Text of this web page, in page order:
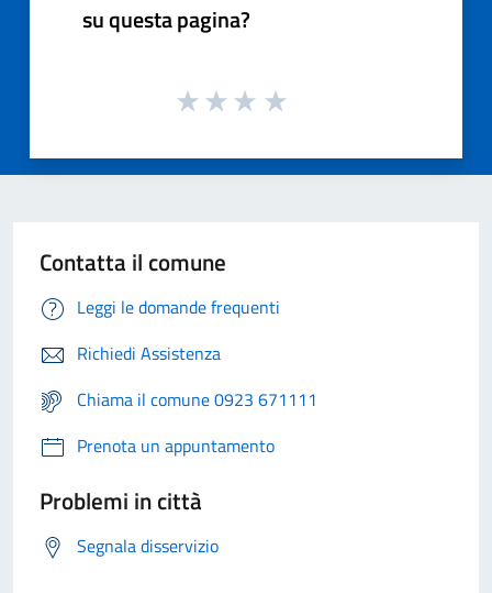
su questa pagina?
Contatta il comune
Leggi le domande frequenti
Richiedi Assistenza
Chiama il comune 0923 671111
Prenota un appuntamento
Problemi in città
Segnala disservizio